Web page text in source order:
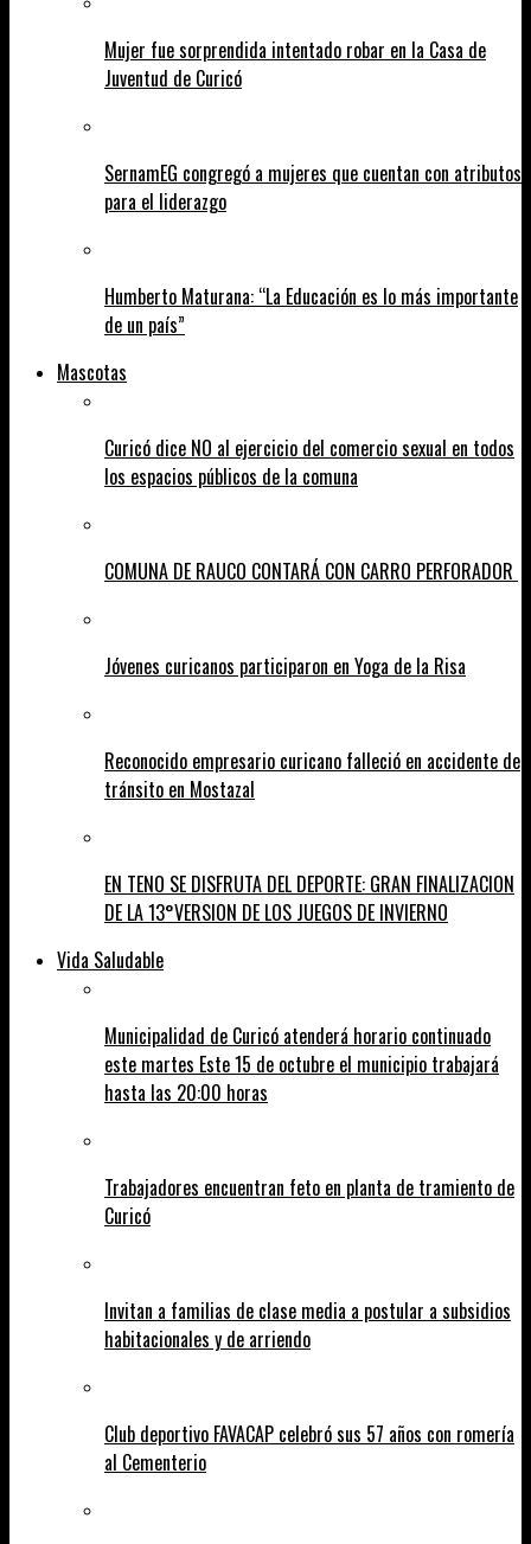
Mujer fue sorprendida intentado robar en la Casa de
Juventud de Curicó
SernamEG congregó a mujeres que cuentan con atributos
para el liderazgo
Humberto Maturana: “La Educación es lo más importante
de un país”
Mascotas
Curicó dice NO al ejercicio del comercio sexual en todos
los espacios públicos de la comuna
COMUNA DE RAUCO CONTARÁ CON CARRO PERFORADOR
Jóvenes curicanos participaron en Yoga de la Risa
Reconocido empresario curicano falleció en accidente de
tránsito en Mostazal
EN TENO SE DISFRUTA DEL DEPORTE: GRAN FINALIZACION
DE LA 13°VERSION DE LOS JUEGOS DE INVIERNO
Vida Saludable
Municipalidad de Curicó atenderá horario continuado
este martes Este 15 de octubre el municipio trabajará
hasta las 20:00 horas
Trabajadores encuentran feto en planta de tramiento de
Curicó
Invitan a familias de clase media a postular a subsidios
habitacionales y de arriendo
Club deportivo FAVACAP celebró sus 57 años con romería
al Cementerio